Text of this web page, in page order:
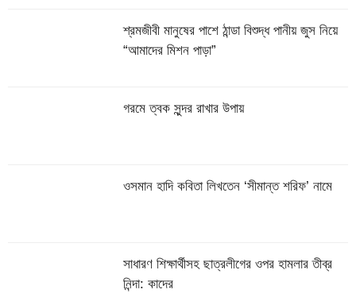
শ্রমজীবী মানুষের পাশে ঠান্ডা বিশুদ্ধ পানীয় জুস নিয়ে
“আমাদের মিশন পাড়া”
গরমে ত্বক সুন্দর রাখার উপায়
ওসমান হাদি কবিতা লিখতেন ‘সীমান্ত শরিফ’ নামে
সাধারণ শিক্ষার্থীসহ ছাত্রলীগের ওপর হামলার তীব্র
নিন্দা: কাদের